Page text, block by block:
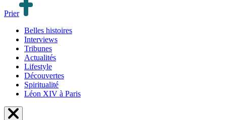
Prier
Belles histoires
Interviews
Tribunes
Actualités
Lifestyle
Découvertes
Spiritualité
Léon XIV à Paris